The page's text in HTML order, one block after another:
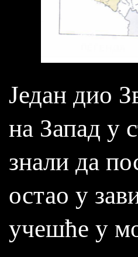
Један дио
на Запад у
знали да
остао у
учешће у